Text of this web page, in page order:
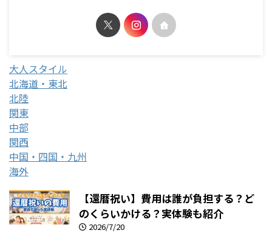
大人スタイル
北海道・東北
北陸
関東
中部
関西
中国・四国・九州
海外
【還暦祝い】費用は誰が負担する？ど
のくらいかける？実体験も紹介
2026/7/20